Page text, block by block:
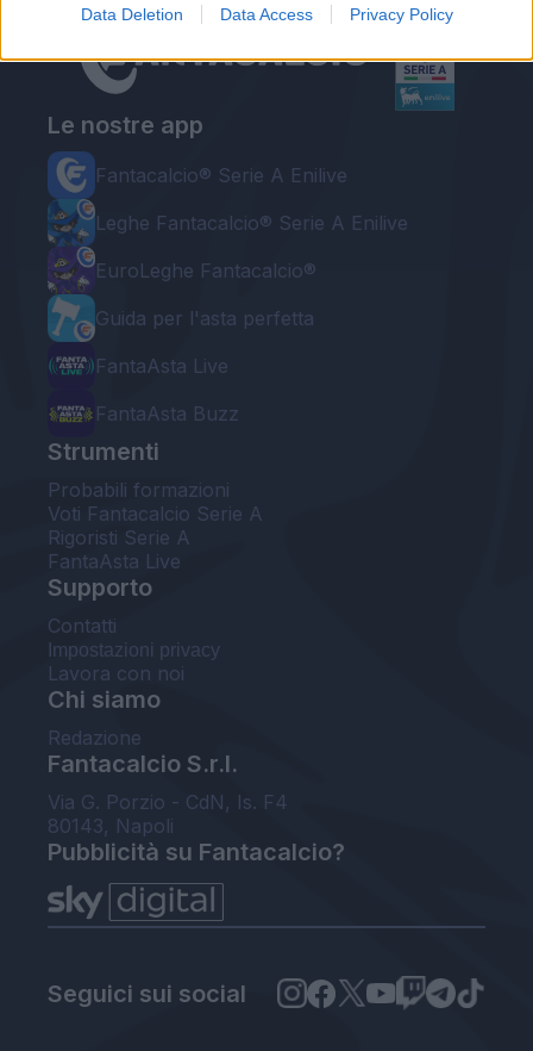
Data Deletion Data Access Privacy Policy
Le nostre app
Fantacalcio® Serie A Enilive
Leghe Fantacalcio® Serie A Enilive
EuroLeghe Fantacalcio®
Guida per l'asta perfetta
FantaAsta Live
FantaAsta Buzz
Strumenti
Probabili formazioni
Voti Fantacalcio Serie A
Rigoristi Serie A
FantaAsta Live
Supporto
Contatti
Impostazioni privacy
Lavora con noi
Chi siamo
Redazione
Fantacalcio S.r.l.
Via G. Porzio - CdN, Is. F4
80143, Napoli
Pubblicità su Fantacalcio?
Seguici sui social